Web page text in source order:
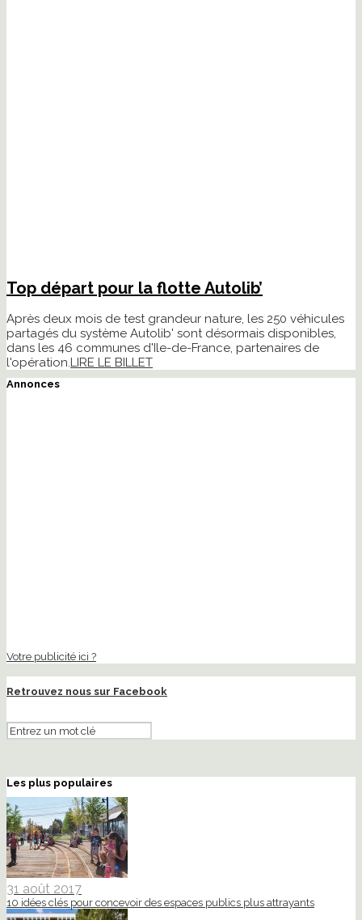
Top départ pour la flotte Autolib’
Après deux mois de test grandeur nature, les 250 véhicules
partagés du système Autolib' sont désormais disponibles,
dans les 46 communes d'Ile-de-France, partenaires de
l'opération. LIRE LE BILLET
Annonces
Votre publicité ici ?
Retrouvez nous sur Facebook
Les plus populaires
31 août 2017
10 idées clés pour concevoir des espaces publics plus attrayants